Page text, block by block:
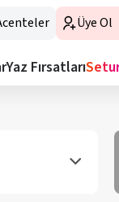
Üye Ol
Yaz Fırsatları